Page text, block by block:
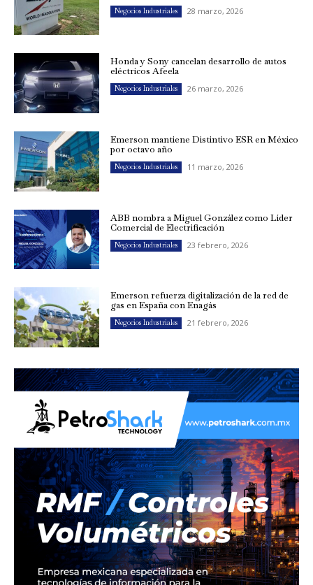
Negocios Industriales 28 marzo, 2026
Honda y Sony cancelan desarrollo de autos
eléctricos Afeela
Negocios Industriales 26 marzo, 2026
Emerson mantiene Distintivo ESR en México
por octavo año
Negocios Industriales 11 marzo, 2026
ABB nombra a Miguel González como Líder
Comercial de Electrificación
Negocios Industriales 23 febrero, 2026
Emerson refuerza digitalización de la red de
gas en España con Enagás
Negocios Industriales 21 febrero, 2026